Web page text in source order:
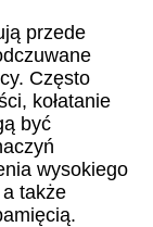
przede
Często
kołatanie
być
wysokiego
także